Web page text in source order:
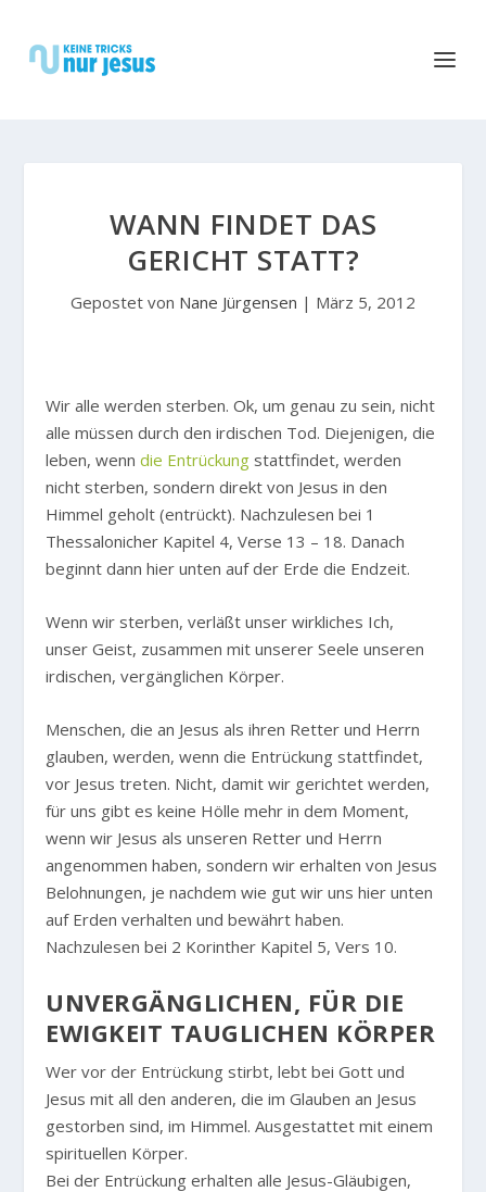
WANN FINDET DAS
GERICHT STATT?
Gepostet von Nane Jürgensen | März 5, 2012
Wir alle werden sterben. Ok, um genau zu sein, nicht
alle müssen durch den irdischen Tod. Diejenigen, die
leben, wenndie Entrückung stattfindet, werden
nicht sterben, sondern direkt von Jesus in den
Himmel geholt (entrückt). Nachzulesen bei 1
Thessalonicher Kapitel 4, Verse 13 – 18. Danach
beginnt dann hier unten auf der Erde die Endzeit.
Wenn wir sterben, verläßt unser wirkliches Ich,
unser Geist, zusammen mit unserer Seele unseren
irdischen, vergänglichen Körper.
Menschen, die an Jesus als ihren Retter und Herrn
glauben, werden, wenn die Entrückung stattfindet,
vor Jesus treten. Nicht, damit wir gerichtet werden,
für uns gibt es keine Hölle mehr in dem Moment,
wenn wir Jesus als unseren Retter und Herrn
angenommen haben, sondern wir erhalten von Jesus
Belohnungen, je nachdem wie gut wir uns hier unten
auf Erden verhalten und bewährt haben.
Nachzulesen bei 2 Korinther Kapitel 5, Vers 10.
UNVERGÄNGLICHEN, FÜR DIE
EWIGKEIT TAUGLICHEN KÖRPER
Wer vor der Entrückung stirbt, lebt bei Gott und
Jesus mit all den anderen, die im Glauben an Jesus
gestorben sind, im Himmel. Ausgestattet mit einem
spirituellen Körper.
Bei der Entrückung erhalten alle Jesus-Gläubigen,